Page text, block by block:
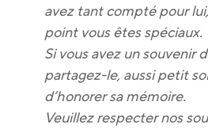
avez tant compté pour
point vous êtes spéciaux.
Si vous avez un souvenir
partagez-le, aussi petit
d’honorer sa mémoire.
Veuillez respecter nos